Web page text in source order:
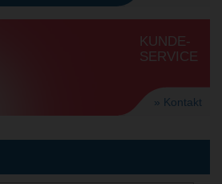
KUNDE-
SERVICE
» Kontakt